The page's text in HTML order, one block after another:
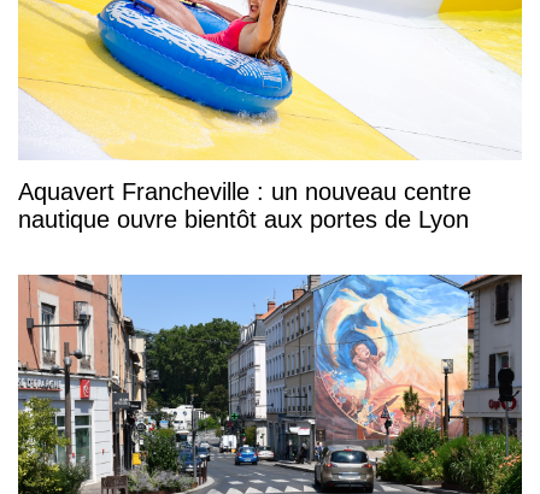
Aquavert Francheville : un nouveau centre
nautique ouvre bientôt aux portes de Lyon